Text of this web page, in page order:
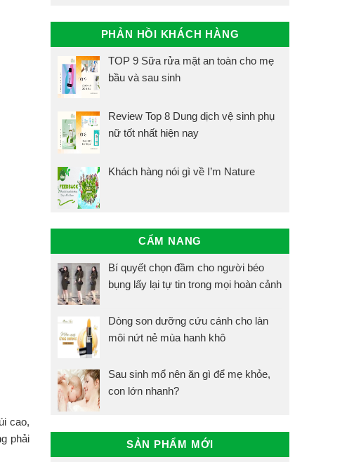
cao,
phải
PHẢN HỒI KHÁCH HÀNG
TOP 9 Sữa rửa mặt an toàn cho mẹ
bầu và sau sinh
Review Top 8 Dung dịch vệ sinh phụ
nữ tốt nhất hiện nay
Khách hàng nói gì về I’m Nature
CẨM NANG
Bí quyết chọn đầm cho người béo
bụng lấy lại tự tin trong mọi hoàn cảnh
Dòng son dưỡng cứu cánh cho làn
môi nứt nẻ mùa hanh khô
Sau sinh mổ nên ăn gì để mẹ khỏe,
con lớn nhanh?
SẢN PHẨM MỚI